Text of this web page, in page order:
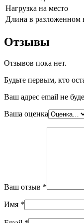
Нагрузка на место
Длина в разложенном
Отзывы
Отзывов пока нет.
Будьте первым, кто
Ваш адрес email не
Ваша оценка
Ваш отзыв *
Имя *